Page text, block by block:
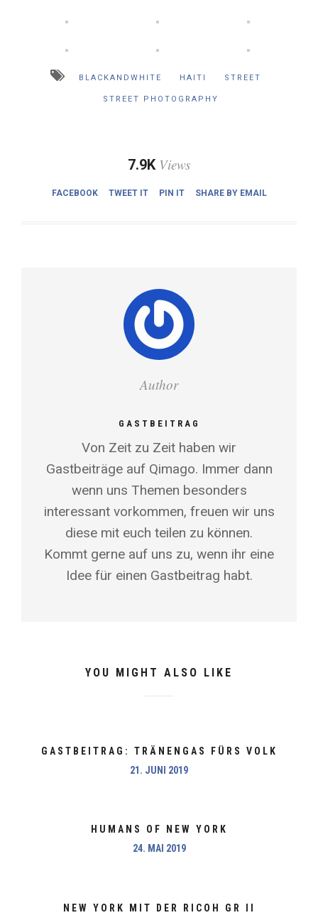
BLACKANDWHITE HAITI STREET
STREET PHOTOGRAPHY
7.9K Views
FACEBOOK TWEET IT PIN IT SHARE BY EMAIL
Author
GASTBEITRAG
Von Zeit zu Zeit haben wir
Gastbeiträge auf Qimago. Immer dann
wenn uns Themen besonders
interessant vorkommen, freuen wir uns
diese mit euch teilen zu können.
Kommt gerne auf uns zu, wenn ihr eine
Idee für einen Gastbeitrag habt.
YOU MIGHT ALSO LIKE
GASTBEITRAG: TRÄNENGAS FÜRS VOLK
21. JUNI 2019
HUMANS OF NEW YORK
24. MAI 2019
NEW YORK MIT DER RICOH GR II